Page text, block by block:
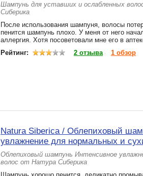
Шампунь для уставших и ослабленных
Сиберика
После использования шампуня, волосы
пенится шампунь плохо. У меня от него
аллергия. Хотя посоветовали мне его в
Рейтинг:
2 отзыва 1 обзор
Natura Siberica / Облепиховый
увлажнение для нормальных и
Облепиховый шампунь Интенсивное
волос от Натура Сиберика